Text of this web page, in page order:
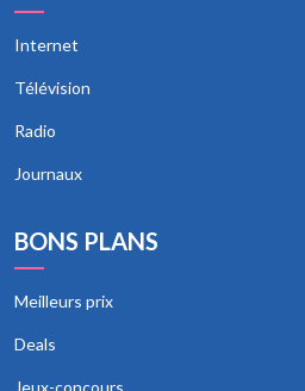
Internet
Télévision
Radio
Journaux
BONS PLANS
Meilleurs prix
Deals
Jeux-concours